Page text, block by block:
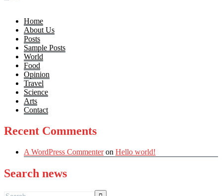
Home
About Us
Posts
Sample Posts
World
Food
Opinion
Travel
Science
Arts
Contact
Recent Comments
A WordPress Commenteron Hello world!
Search news